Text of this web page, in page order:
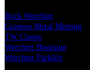
Rock Werchter
Graspop Metal Meeting
TW Classic
Werchter Boutique
Werchter Parklife